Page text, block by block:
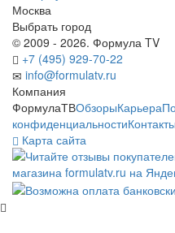
Москва
Выбрать город
© 2009 - 2026. Формула TV
+7 (495) 929-70-22
info@formulatv.ru
Компания
ФормулаТВОбзорыКарьера
конфиденциальностиКонтакты
Карта сайта